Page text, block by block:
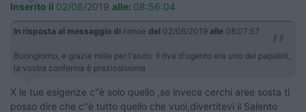
Inserito il 02/06/2019 alle: 08:56:04
In risposta al messaggio di nimoe del 02/06/2019 alle 08:07:57
Buongiorno, e grazie mille per l'aiuto Il riva d'ugento era uno dei papabili,
la vostra conferma è preziosissima
X le tue esigenze c"è solo quello ,se invece cerchi aree sosta ti
posso dire che c"è tutto quello che vuoi,divertitevi il Salento